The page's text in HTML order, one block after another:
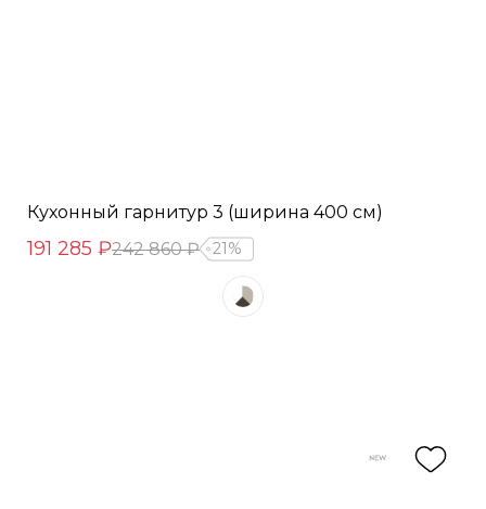
Кухонный гарнитур 3 (ширина 400 см)
191 285 ₽242 860 ₽ 21%